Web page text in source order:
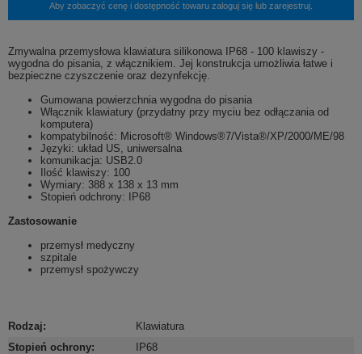
Aby zobaczyć cenę i dostępność towaru zaloguj się lub zarejestruj.
Zmywalna przemysłowa klawiatura silikonowa IP68 - 100 klawiszy -
wygodna do pisania, z włącznikiem. Jej konstrukcja umożliwia łatwe i
bezpieczne czyszczenie oraz dezynfekcję.
Gumowana powierzchnia wygodna do pisania
Włącznik klawiatury (przydatny przy myciu bez odłączania od
komputera)
kompatybilność: Microsoft® Windows®7/Vista®/XP/2000/ME/98
Języki: układ US, uniwersalna
komunikacja: USB2.0
Ilość klawiszy: 100
Wymiary: 388 x 138 x 13 mm
Stopień odchrony: IP68
Zastosowanie
przemysł medyczny
szpitale
przemysł spożywczy
Rodzaj:
Klawiatura
Stopień ochrony:
IP68